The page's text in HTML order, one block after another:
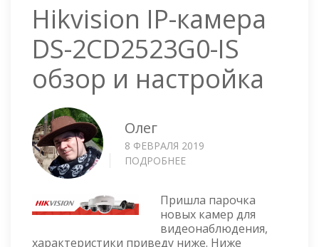
Hikvision IP-камера
DS-2CD2523G0-IS
обзор и настройка
Олег
8 ФЕВРАЛЯ 2019
ПОДРОБНЕЕ
КАМЕРА
DS-
2CD2523G0-
Пришла парочка
новых камер для
видеонаблюдения,
характеристики приведу ниже. Ниже